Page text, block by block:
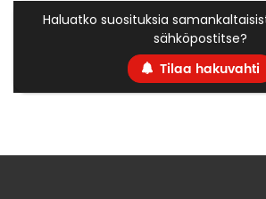
Haluatko suosituksia
sähköpostitse?
Tilaa hakuvahti